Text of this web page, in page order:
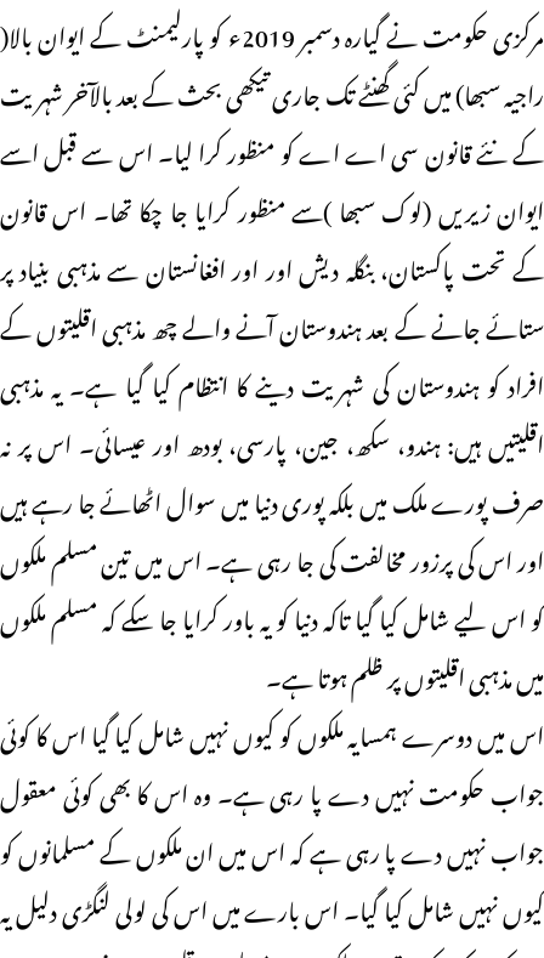
مرکزی حکومت نے گیارہ دسمبر 2019ء کو پارلیمنٹ کے ایوان بالا(
راجیہ سبھا) میں کئی گھنٹے تک جاری تیکھی بحث کے بعد بالآخر شہریت
کے نئے قانون سی اے اے کو منظور کرا لیا۔ اس سے قبل اسے
ایوان زیریں (لوک سبھا )سے منظور کرایا جا چکا تھا۔ اس قانون
کے تحت پاکستان، بنگلہ دیش اور اور افغانستان سے مذہبی بنیاد پر
ستائے جانے کے بعد ہندوستان آنے والے چھ مذہبی اقلیتوں کے
افراد کو ہندوستان کی شہریت دینے کا انتظام کیا گیا ہے۔ یہ مذہبی
اقلیتیں ہیں: ہندو، سکھ، جین، پارسی، بودھ اور عیسائی۔ اس پر نہ
صرف پورے ملک میں بلکہ پوری دنیا میں سوال اٹھائے جا رہے ہیں
اور اس کی پرزور مخالفت کی جا رہی ہے۔ اس میں تین مسلم ملکوں
کو اس لیے شامل کیا گیا تاکہ دنیا کو یہ باور کرایا جا سکے کہ مسلم ملکوں
میں مذہبی اقلیتوں پر ظلم ہوتا ہے۔
اس میں دوسرے ہمسایہ ملکوں کو کیوں نہیں شامل کیا گیا اس کا کوئی
جواب حکومت نہیں دے پا رہی ہے۔ وہ اس کا بھی کوئی معقول
جواب نہیں دے پا رہی ہے کہ اس میں ان ملکوں کے مسلمانوں کو
کیوں نہیں شامل کیا گیا۔ اس بارے میں اس کی لولی لنگڑی دلیل یہ